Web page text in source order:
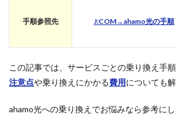
手順参照先 J:COM→ahamo光の手順
この記事では、サービスごとの乗り換え手
注意点や乗り換えにかかる費用についても
ahamo光への乗り換えでお悩みなら参考にし